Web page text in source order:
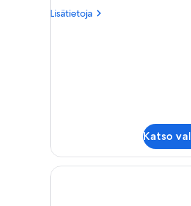
Lisätietoja
Lisätietoja
Katso